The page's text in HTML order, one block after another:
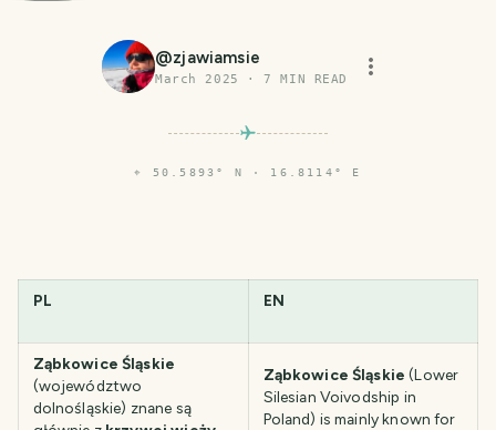
@zjawiamsie
March 2025 ·7 MIN READ
⌖ 50.5893° N · 16.8114° E
PL EN
Ząbkowice Śląskie
(województwo
dolnośląskie) znane są
Ząbkowice Śląskie (Lower
Silesian Voivodship in
Poland) is mainly known for